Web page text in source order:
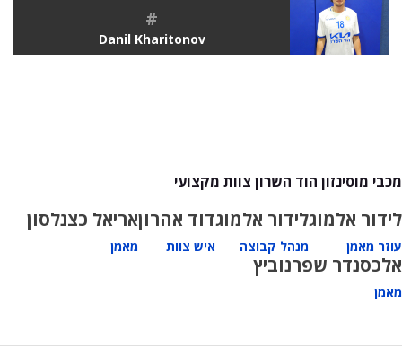
#
Danil Kharitonov
מכבי מוסינזון הוד השרון צוות מקצועי
לידור אלמוג
עוזר מאמן
לידור אלמוג
מנהל קבוצה
דוד אהרון
איש צוות
אריאל כצנלסון
מאמן
אלכסנדר שפרנוביץ
מאמן